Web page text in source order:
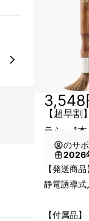
【超早
ラシ 1本
3,548
のサ
2026
【発送商品
静電誘導
【付属品】